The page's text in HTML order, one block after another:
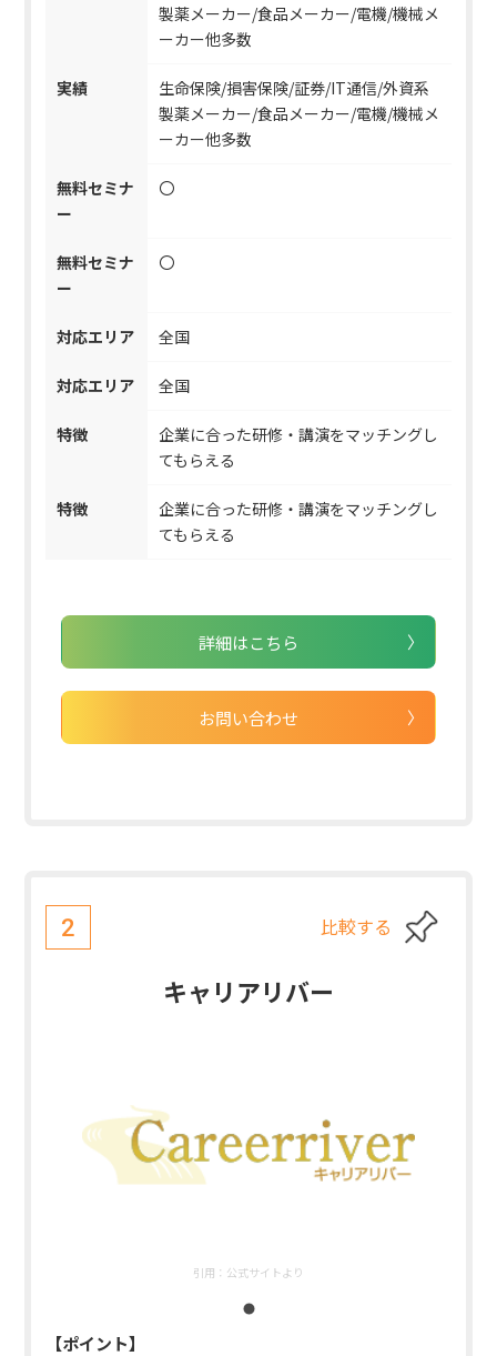
製薬メーカー/食品メーカー/電機/機械メ
ーカー他多数
実績
生命保険/損害保険/証券/IT通信/外資系
製薬メーカー/食品メーカー/電機/機械メ
ーカー他多数
無料セミナ
ー
〇
無料セミナ
ー
〇
対応エリア 全国
対応エリア 全国
特徴
企業に合った研修・講演をマッチングし
てもらえる
特徴
企業に合った研修・講演をマッチングし
てもらえる
詳細はこちら
お問い合わせ
2 比較する
キャリアリバー
引用： 公式サイトより
【ポイント】